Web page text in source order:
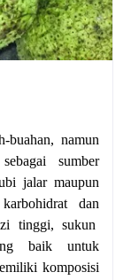
buahan, namun
sumber
jalar maupun
dan
tinggi, sukun
baik untuk
komposisi